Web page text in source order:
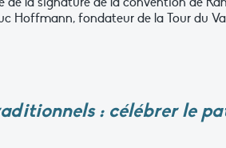
Hoffmann, fondateur de la Tour du
: célébrer le